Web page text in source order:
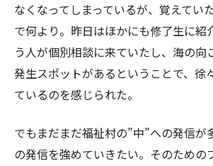
なくなってしまっているが、覚えてい
で何より。昨日はほかにも修了生に紹
う人が個別相談に来ていたし、海の向
発生スポットがあるということで、徐
ているのを感じられた。
でもまだまだ福祉村の”中”への発信が
の発信を強めていきたい。そのための